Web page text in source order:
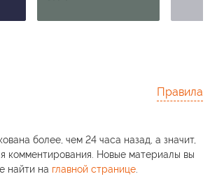
Правила
более, чем 24 часа назад, а значит,
комментирования. Новые материалы вы
найти на главной странице.